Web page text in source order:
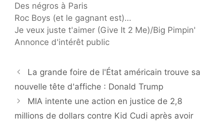
Des négros à Paris
Roc Boys (et le gagnant est)…
Je veux juste t'aimer (Give It 2 ​​Me)/Big Pimpin'
Annonce d'intérêt public
La grande foire de l'État américain trouve sa
nouvelle tête d'affiche : Donald Trump
MIA intente une action en justice de 2,8
millions de dollars contre Kid Cudi après avoir